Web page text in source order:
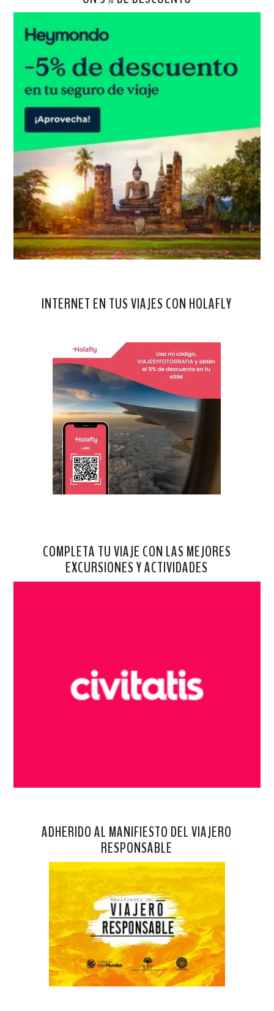
INTERNET EN TUS VIAJES CON HOLAFLY
COMPLETA TU VIAJE CON LAS MEJORES
EXCURSIONES Y ACTIVIDADES
ADHERIDO AL MANIFIESTO DEL VIAJERO
RESPONSABLE